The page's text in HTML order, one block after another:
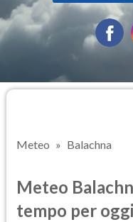
Meteo Balachna
Meteo
tempo per